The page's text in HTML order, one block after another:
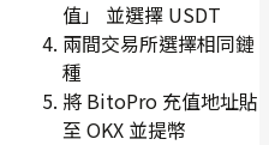
值」 並選擇 USDT
兩間交易所選擇相同鏈
種
將 BitoPro 充值地址貼
至 OKX 並提幣